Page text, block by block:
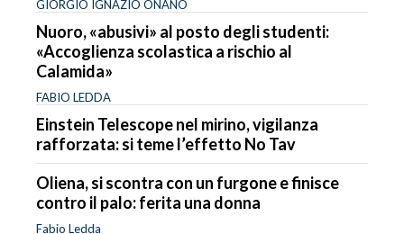
GIORGIO IGNAZIO ONANO
Nuoro, «abusivi» al posto degli studenti:
«Accoglienza scolastica a rischio al
Calamida»
FABIO LEDDA
Einstein Telescope nel mirino, vigilanza
rafforzata: si teme l’effetto No Tav
Oliena, si scontra con un furgone e finisce
contro il palo: ferita una donna
Fabio Ledda